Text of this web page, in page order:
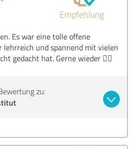
Empfehlung
Es war eine tolle offene
lehrreich und spannend mit vielen
gedacht hat. Gerne wieder 👍🏻
zu: